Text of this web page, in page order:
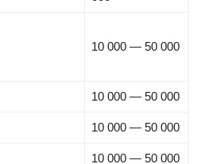
10 000 — 50 000
10 000 — 50 000
10 000 — 50 000
10 000 — 50 000